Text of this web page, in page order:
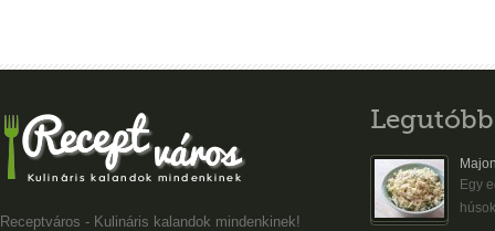
Receptváros - Kulináris kalandok mindenkinek!
Egy